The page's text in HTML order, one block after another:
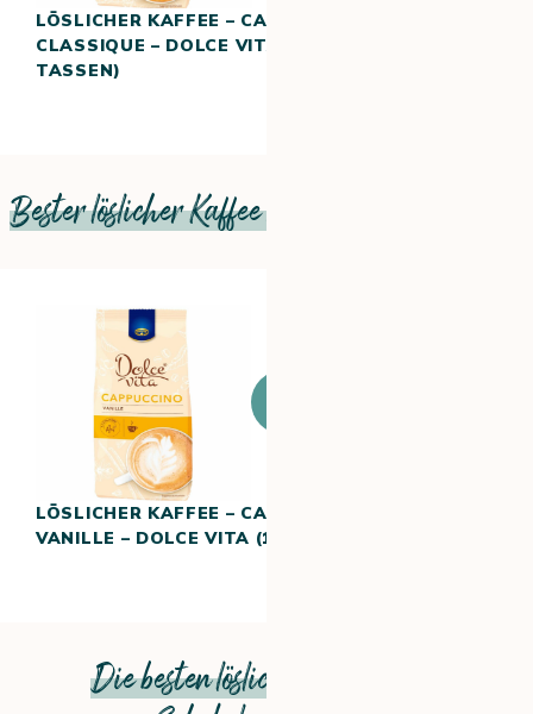
LÖSLICHER KAFFEE – CAPPUCCINO
CLASSIQUE – DOLCE VITA (22
TASSEN)
Bester löslicher Kaffee mit Vanillegeschmack
LÖSLICHER KAFFEE – CAPPUCCINO
VANILLE – DOLCE VITA (18 TASSEN)
Die besten löslichen Kaffees mit